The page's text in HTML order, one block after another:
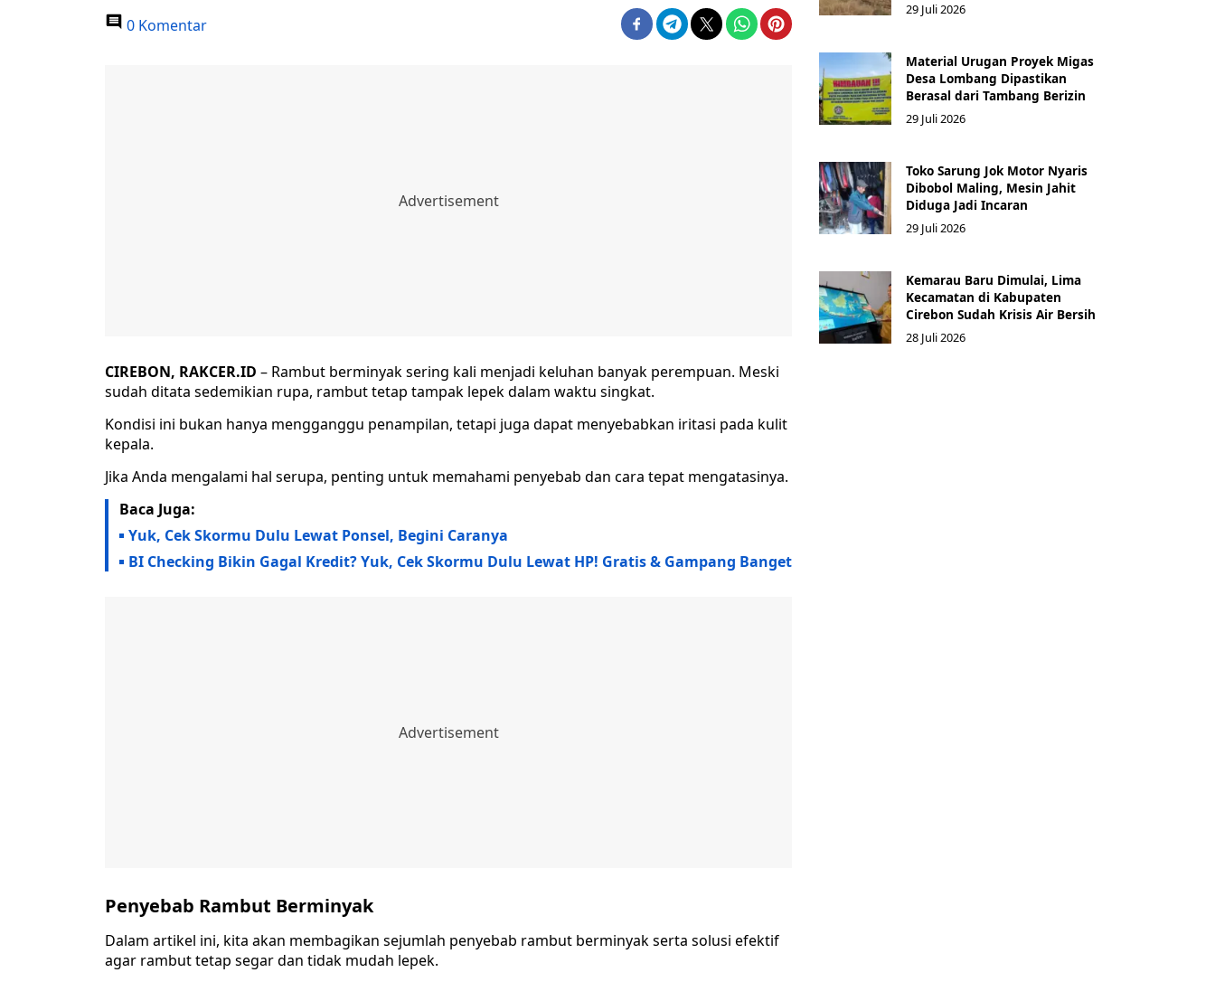
0 Komentar
CIREBON, RAKCER.ID – Rambut berminyak sering kali menjadi keluhan banyak perempuan. Meski
sudah ditata sedemikian rupa, rambut tetap tampak lepek dalam waktu singkat.
Kondisi ini bukan hanya mengganggu penampilan, tetapi juga dapat menyebabkan iritasi pada kulit
kepala.
Jika Anda mengalami hal serupa, penting untuk memahami penyebab dan cara tepat mengatasinya.
Baca Juga:
Yuk, Cek Skormu Dulu Lewat Ponsel, Begini Caranya
BI Checking Bikin Gagal Kredit? Yuk, Cek Skormu Dulu Lewat HP! Gratis & Gampang Banget
Penyebab Rambut Berminyak
Dalam artikel ini, kita akan membagikan sejumlah penyebab rambut berminyak serta solusi efektif
agar rambut tetap segar dan tidak mudah lepek.
29 Juli 2026
Material Urugan Proyek Migas
Desa Lombang Dipastikan
Berasal dari Tambang Berizin
29 Juli 2026
Toko Sarung Jok Motor Nyaris
Dibobol Maling, Mesin Jahit
Diduga Jadi Incaran
29 Juli 2026
Kemarau Baru Dimulai, Lima
Kecamatan di Kabupaten
Cirebon Sudah Krisis Air Bersih
28 Juli 2026